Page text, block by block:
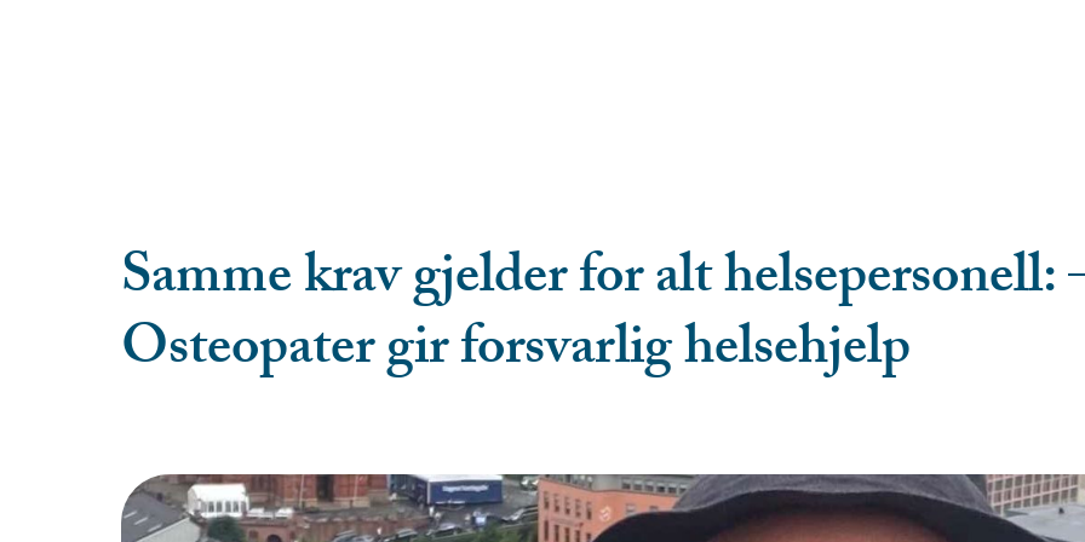
Samme krav gjelder for alt helsepersonell:
Osteopater gir forsvarlig helsehjelp